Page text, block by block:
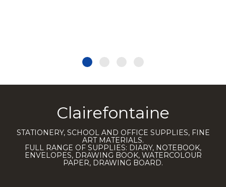
Clairefontaine
STATIONERY, SCHOOL AND OFFICE SUPPLIES, FINE
ART MATERIALS.
FULL RANGE OF SUPPLIES: DIARY, NOTEBOOK,
ENVELOPES, DRAWING BOOK, WATERCOLOUR
PAPER, DRAWING BOARD.